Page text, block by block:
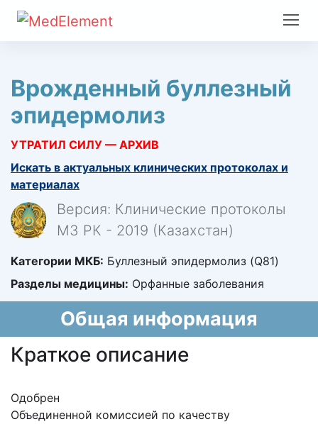
Врожденный буллезный
эпидермолиз
УТРАТИЛ СИЛУ — АРХИВ
Искать в актуальных клинических протоколах и
материалах
Версия: Клинические протоколы
МЗ РК - 2019 (Казахстан)
Категории МКБ: Буллезный эпидермолиз (Q81)
Разделы медицины: Орфанные заболевания
Общая информация
Краткое описание
Одобрен
Объединенной комиссией по качеству